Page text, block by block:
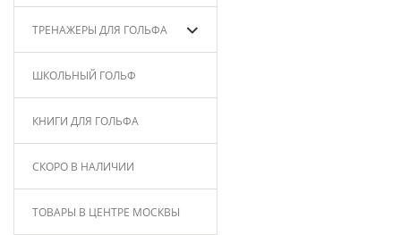
ТРЕНАЖЕРЫ ДЛЯ ГОЛЬФА
ШКОЛЬНЫЙ ГОЛЬФ
КНИГИ ДЛЯ ГОЛЬФА
СКОРО В НАЛИЧИИ
ТОВАРЫ В ЦЕНТРЕ МОСКВЫ